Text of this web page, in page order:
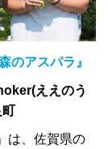
のアスパラ』
ええのう
は、佐賀県の